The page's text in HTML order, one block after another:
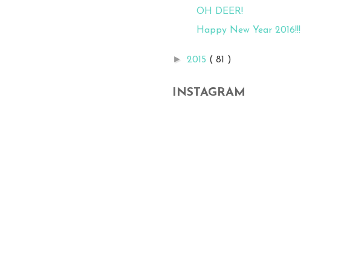
OH DEER!
Happy New Year 2016!!!
► 2015 ( 81 )
INSTAGRAM